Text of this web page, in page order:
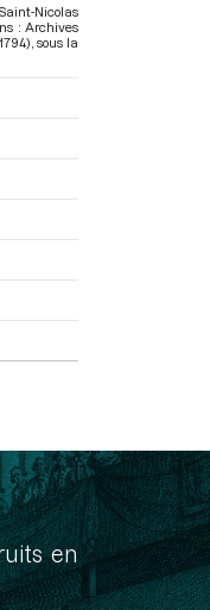
Nicolas
: Archives
, sous la
en